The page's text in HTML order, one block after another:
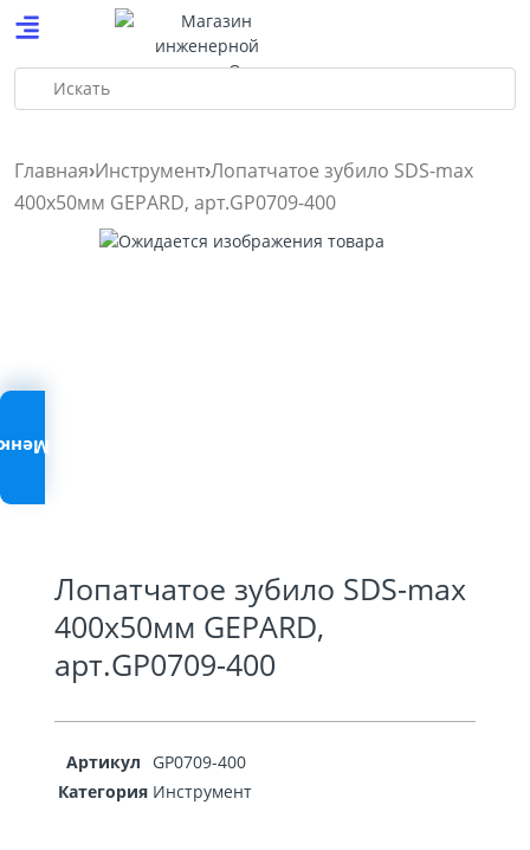
Искать
Главная Инструмент Лопатчатое зубило SDS-max
400х50мм GEPARD, арт.GP0709-400
Лопатчатое зубило SDS-max
400х50мм GEPARD,
арт.GP0709-400
Артикул
GP0709-400
Категория Инструмент